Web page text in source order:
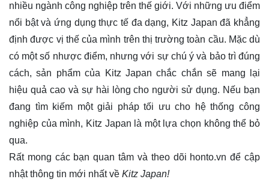
nhiều ngành công nghiệp trên thế giới. Với những ưu điểm
nổi bật và ứng dụng thực tế đa dạng, Kitz Japan đã khẳng
định được vị thế của mình trên thị trường toàn cầu. Mặc dù
có một số nhược điểm, nhưng với sự chú ý và bảo trì đúng
cách, sản phẩm của Kitz Japan chắc chắn sẽ mang lại
hiệu quả cao và sự hài lòng cho người sử dụng. Nếu bạn
đang tìm kiếm một giải pháp tối ưu cho hệ thống công
nghiệp của mình, Kitz Japan là một lựa chọn không thể bỏ
qua.
Rất mong các bạn quan tâm và theo dõi honto.vn để cập
nhật thông tin mới nhất về Kitz Japan!